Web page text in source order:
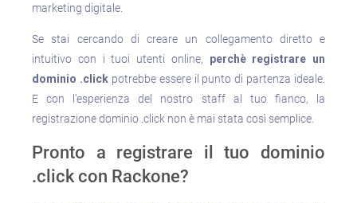
marketing digitale.
Se stai cercando di creare un collegamento diretto e
intuitivo con i tuoi utenti online, perchè registrare un
dominio .clickpotrebbe essere il punto di partenza ideale.
E con l’esperienza del nostro staff al tuo fianco, la
registrazione dominio .click non è mai stata così semplice.
Pronto a registrare il tuo dominio
.click con Rackone?